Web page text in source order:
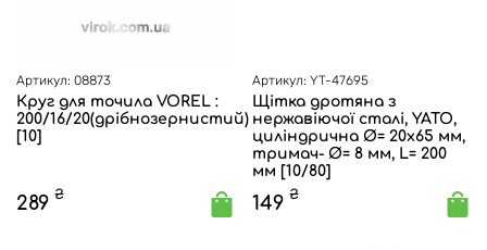
Артикул: 08873
Круг для точила VOREL :
200/16/20(дрібнозернистий)
[10]
289 ₴
Артикул: YT-47695
Щітка дротяна з
нержавіючої сталі, YATO,
циліндрична Ø= 20х65 мм,
тримач- Ø= 8 мм, L= 200
мм [10/80]
149 ₴